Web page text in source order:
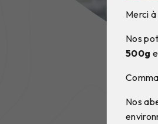
Merci
Nos
500g
Nos